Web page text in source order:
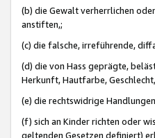
(b) die Gewalt verherrlichen
anstiften,;
(c) die falsche, irreführende,
(d) die von Hass geprägte,
Herkunft, Hautfarbe,
(e) die rechtswidrige
(f) sich an Kinder richten oder
geltenden Gesetzen definiert)